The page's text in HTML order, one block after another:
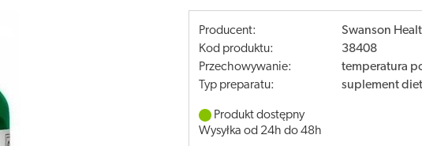
Producent:
Swanson
Kod produktu:
38408
Przechowywanie:
temperatura
Typ preparatu:
suplement
Produkt dostępny
Wysyłka od 24h do 48h